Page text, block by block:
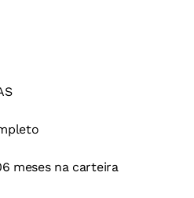
meses na carteira